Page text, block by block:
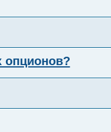
опционов?